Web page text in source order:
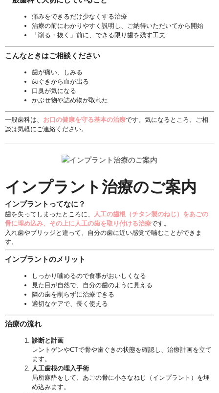
痛みをできるだけ少なくする治療
治療の前にわかりやすく説明し、ご納得いただいてから開始
「削る・抜く」前に、できる限り歯を残す工夫
こんなときはご相談ください
歯が痛い、しみる
歯ぐきから血が出る
口臭が気になる
かぶせ物や詰め物が取れた
一般歯科は、 お口の健康を守る基本の治療です。気になるところ、ご相
談は気軽にご連絡ください。
インプラント治療のご案内
インプラントってなに？
歯を失ってしまったところに、 人工の歯根（チタン製のねじ） をあごの
骨に埋め込み、その上に人工の歯を取り付ける治療です。
入れ歯やブリッジと違って、 自分の歯に近い感覚で噛むことができま
す。
インプラントのメリット
しっかり噛めるので食事がおいしくなる
見た目が自然で、自分の歯のように見える
隣の歯を削らずに治療できる
適切なケアで、長く使える
治療の流れ
診断と計画
レントゲンやCTで骨や歯ぐきの状態を確認し、 治療計画を立て
ます。
人工歯根の埋入手術
局所麻酔をして、あごの骨に小さなねじ（インプラント） を埋
め込みます。